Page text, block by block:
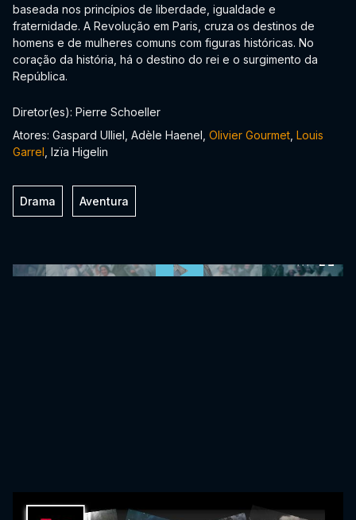
baseada nos princípios de liberdade, igualdade e
fraternidade. A Revolução em Paris, cruza os destinos de
homens e de mulheres comuns com figuras históricas. No
coração da história, há o destino do rei e o surgimento da
República.
Diretor(es): Pierre Schoeller
Atores: Gaspard Ulliel, Adèle Haenel, Olivier Gourmet Louis
Garrel , Izïa Higelin
Drama Aventura